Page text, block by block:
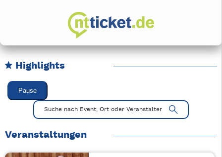
Highlights
Karussell Veranstaltungen überspringen
Pause
Mit Tab zu den Steuerelementen wechseln. Mit Pfeiltasten
Suche nach Event, Ort oder Veranstalter
Veranstaltungen